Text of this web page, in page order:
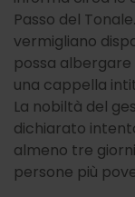
Passo del
vermigliano
possa albergare
una cappella
La nobiltà del
dichiarato
almeno tre
persone più